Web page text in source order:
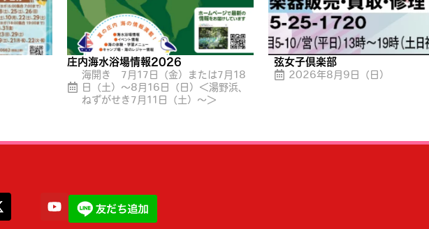
庄内海水浴場情報2026
海開き 7月17日（金）または7月18
日（土）〜8月16日（日）＜湯野浜、
ねずがせき7月11日（土）〜＞
弦女子倶楽部
2026年8月9日（日）